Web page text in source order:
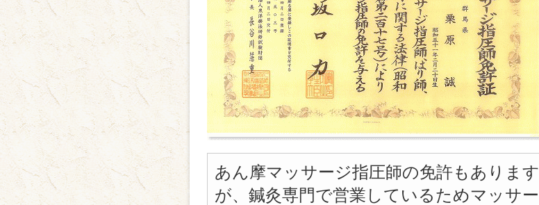
あん摩マッサージ指圧師の免許もあります
が、鍼灸専門で営業しているためマッサー